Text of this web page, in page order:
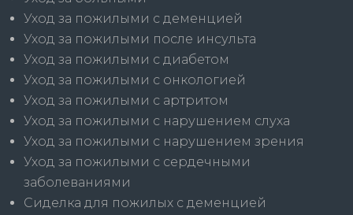
Уход за пожилыми с деменцией
Уход за пожилыми после инсульта
Уход за пожилыми с диабетом
Уход за пожилыми с онкологией
Уход за пожилыми с артритом
Уход за пожилыми с нарушением слуха
Уход за пожилыми с нарушением зрения
Уход за пожилыми с сердечными
заболеваниями
Сиделка для пожилых с деменцией